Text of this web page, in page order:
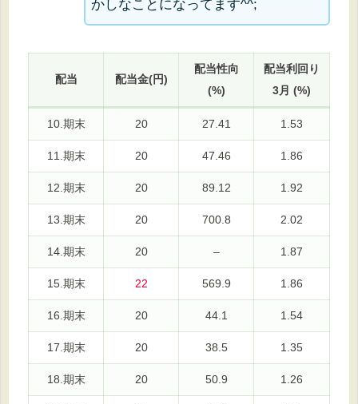
かしなことになってます^^;
配当 配当金(円)
配当性向
(%)
配当利回り
3月 (%)
10.期末 20 27.41 1.53
11.期末 20 47.46 1.86
12.期末 20 89.12 1.92
13.期末 20 700.8 2.02
14.期末 20 – 1.87
15.期末 22 569.9 1.86
16.期末 20 44.1 1.54
17.期末 20 38.5 1.35
18.期末 20 50.9 1.26